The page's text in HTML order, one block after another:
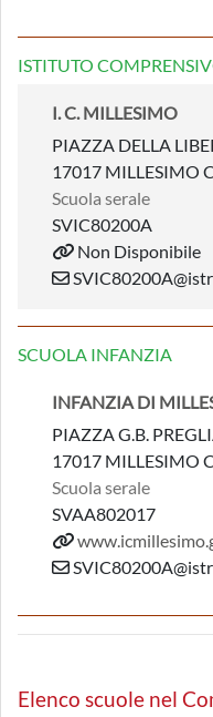
ISTITUTO
I. C. MILLESIMO
PIAZZA DELLA
17017 MILLESIMO
Scuola serale
SVIC80200A
Non Disponibile
SCUOLA INFANZIA
INFANZIA DI
PIAZZA G.B.
17017 MILLESIMO
Scuola serale
SVAA802017
Elenco scuole nel